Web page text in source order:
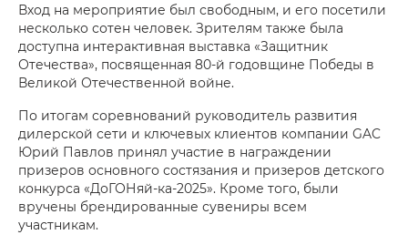
Вход на мероприятие был свободным, и его посетили
несколько сотен человек. Зрителям также была
доступна интерактивная выставка «Защитник
Отечества», посвященная 80-й годовщине Победы в
Великой Отечественной войне.
По итогам соревнований руководитель развития
дилерской сети и ключевых клиентов компании GAC
Юрий Павлов принял участие в награждении
призеров основного состязания и призеров детского
конкурса «ДоГОНяй-ка-2025». Кроме того, были
вручены брендированные сувениры всем
участникам.